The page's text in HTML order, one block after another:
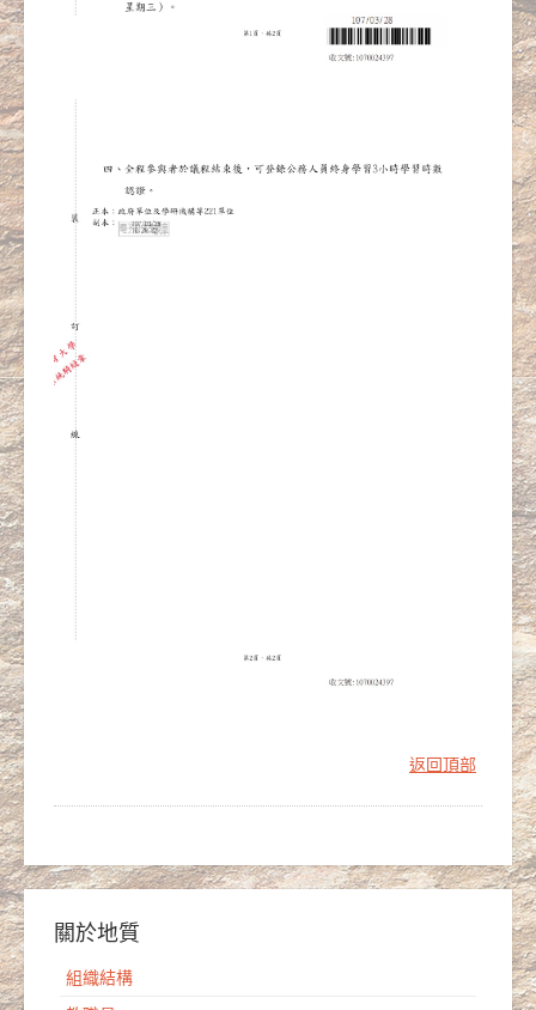
返回頂部
關於地質
組織結構